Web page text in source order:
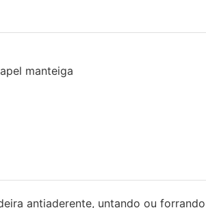
manteiga
antiaderente, untando ou